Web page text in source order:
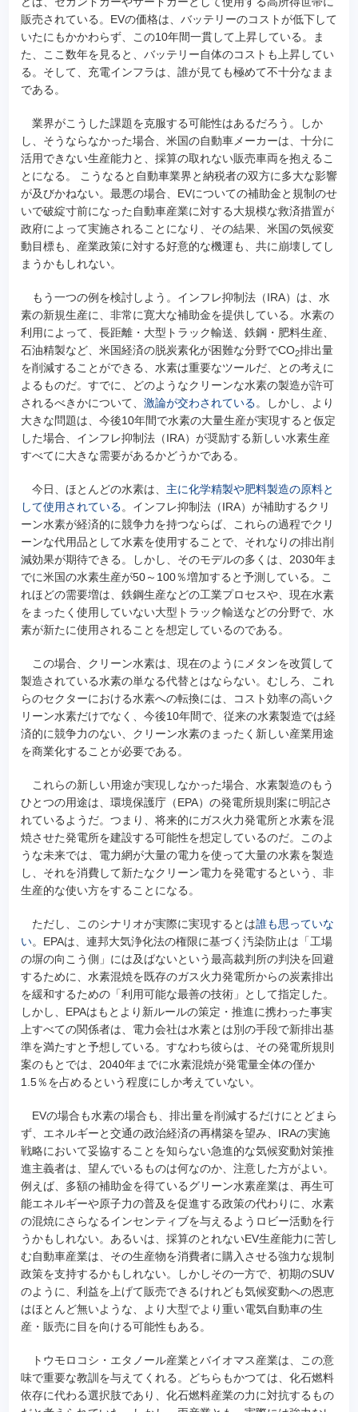
販売されている。EVの価格は、バッテリーのコストが低下して
いたにもかかわらず、この10年間一貫して上昇している。ま
た、ここ数年を見ると、バッテリー自体のコストも上昇してい
る。そして、充電インフラは、誰が見ても極めて不十分なまま
である。
業界がこうした課題を克服する可能性はあるだろう。しか
し、そうならなかった場合、米国の自動車メーカーは、十分に
活用できない生産能力と、採算の取れない販売車両を抱えるこ
とになる。 こうなると自動車業界と納税者の双方に多大な影響
が及びかねない。最悪の場合、EVについての補助金と規制のせ
いで破綻寸前になった自動車産業に対する大規模な救済措置が
政府によって実施されることになり、その結果、米国の気候変
動目標も、産業政策に対する好意的な機運も、共に崩壊してし
まうかもしれない。
もう一つの例を検討しよう。インフレ抑制法（IRA）は、水
素の新規生産に、非常に寛大な補助金を提供している。水素の
利用によって、長距離・大型トラック輸送、鉄鋼・肥料生産、
石油精製など、米国経済の脱炭素化が困難な分野でCO2排出量
を削減することができる、水素は重要なツールだ、との考えに
よるものだ。すでに、どのようなクリーンな水素の製造が許可
されるべきかについて、 激論が交わされている。しかし、より
大きな問題は、今後10年間で水素の大量生産が実現すると仮定
した場合、インフレ抑制法（IRA）が奨励する新しい水素生産
すべてに大きな需要があるかどうかである。
今日、ほとんどの水素は、 主に化学精製や肥料製造の原料と
して使用されている。インフレ抑制法（IRA）が補助するクリ
ーン水素が経済的に競争力を持つならば、これらの過程でクリ
ーンな代用品として水素を使用することで、それなりの排出削
減効果が期待できる。しかし、そのモデルの多くは、2030年ま
でに米国の水素生産が50～100％増加すると予測している。こ
れほどの需要増は、鉄鋼生産などの工業プロセスや、現在水素
をまったく使用していない大型トラック輸送などの分野で、水
素が新たに使用されることを想定しているのである。
この場合、クリーン水素は、現在のようにメタンを改質して
製造されている水素の単なる代替とはならない。むしろ、これ
らのセクターにおける水素への転換には、コスト効率の高いク
リーン水素だけでなく、今後10年間で、従来の水素製造では経
済的に競争力のない、クリーン水素のまったく新しい産業用途
を商業化することが必要である。
これらの新しい用途が実現しなかった場合、水素製造のもう
ひとつの用途は、環境保護庁（EPA）の発電所規則案に明記さ
れているようだ。つまり、将来的にガス火力発電所と水素を混
焼させた発電所を建設する可能性を想定しているのだ。このよ
うな未来では、電力網が大量の電力を使って大量の水素を製造
し、それを消費して新たなクリーン電力を発電するという、非
生産的な使い方をすることになる。
ただし、このシナリオが実際に実現するとは誰も思っていな
い。EPAは、連邦大気浄化法の権限に基づく汚染防止は「工場
の塀の向こう側」には及ばないという最高裁判所の判決を回避
するために、水素混焼を既存のガス火力発電所からの炭素排出
を緩和するための「利用可能な最善の技術」として指定した。
しかし、EPAはもとより新ルールの策定・推進に携わった事実
上すべての関係者は、電力会社は水素とは別の手段で新排出基
準を満たすと予想している。すなわち彼らは、その発電所規則
案のもとでは、2040年までに水素混焼が発電量全体の僅か
1.5％を占めるという程度にしか考えていない。
EVの場合も水素の場合も、排出量を削減するだけにとどまら
ず、エネルギーと交通の政治経済の再構築を望み、IRAの実施
戦略において妥協することを知らない急進的な気候変動対策推
進主義者は、望んでいるものは何なのか、注意した方がよい。
例えば、多額の補助金を得ているグリーン水素産業は、再生可
能エネルギーや原子力の普及を促進する政策の代わりに、水素
の混焼にさらなるインセンティブを与えるようロビー活動を行
うかもしれない。あるいは、採算のとれないEV生産能力に苦し
む自動車産業は、その生産物を消費者に購入させる強力な規制
政策を支持するかもしれない。しかしその一方で、初期のSUV
のように、利益を上げて販売できるけれども気候変動への恩恵
はほとんど無いような、より大型でより重い電気自動車の生
産・販売に目を向ける可能性もある。
トウモロコシ・エタノール産業とバイオマス産業は、この意
味で重要な教訓を与えてくれる。どちらもかつては、化石燃料
依存に代わる選択肢であり、化石燃料産業の力に対抗するもの